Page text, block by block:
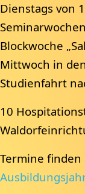
Dienstags von
Blockwoche
Mittwoch in
Studienfahrt
10
Termine finden
Ausbildungsjahr